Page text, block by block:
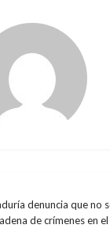
denuncia que no
de crímenes en el